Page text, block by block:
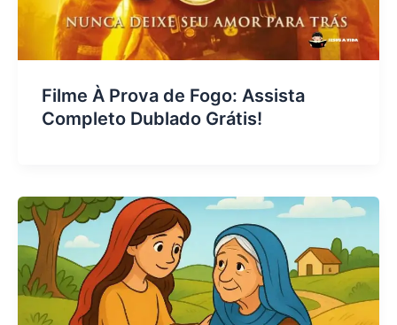
Filme À Prova de Fogo: Assista
Completo Dublado Grátis!